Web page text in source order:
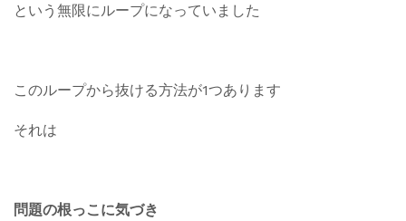
という無限にループになっていました
このループから抜ける方法が1つあります
それは
問題の根っこに気づき